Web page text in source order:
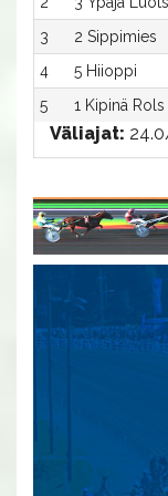
3
2 Sippimies
4
5 Hiioppi
5
1 Kipinä Rols
Väliajat: